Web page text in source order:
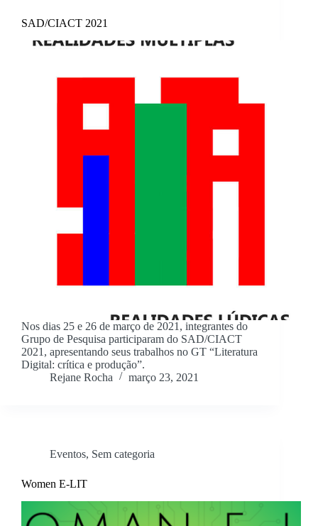
SAD/CIACT 2021
Nos dias 25 e 26 de março de 2021, integrantes do
Grupo de Pesquisa participaram do SAD/CIACT
2021, apresentando seus trabalhos no GT “Literatura
Digital: crítica e produção”.
Rejane Rocha
março 23, 2021
Eventos, Sem categoria
Women E-LIT